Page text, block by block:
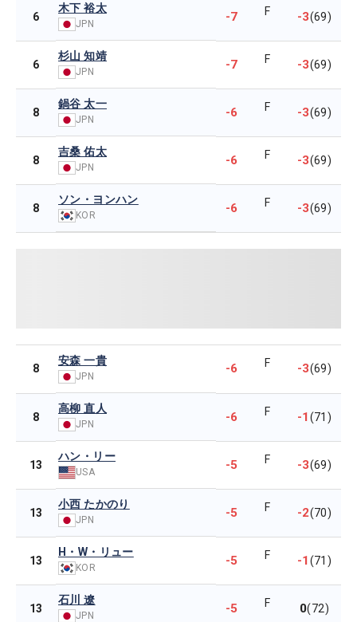
6
木下 裕太
JPN -7 F -3(69)
6
杉山 知靖
JPN -7 F -3(69)
8
鍋谷 太一
JPN -6 F -3(69)
8
吉桑 佑太
JPN -6 F -3(69)
8
ソン・ヨンハン
KOR -6 F -3(69)
8
安森 一貴
JPN
-6 F -3(69)
8
高柳 直人
JPN -6 F -1(71)
13
ハン・リー
USA -5 F -3(69)
13
小西 たかのり
JPN -5 F -2(70)
13
H・W・リュー
KOR -5 F -1(71)
13
石川 遼
JPN -5 F 0(72)